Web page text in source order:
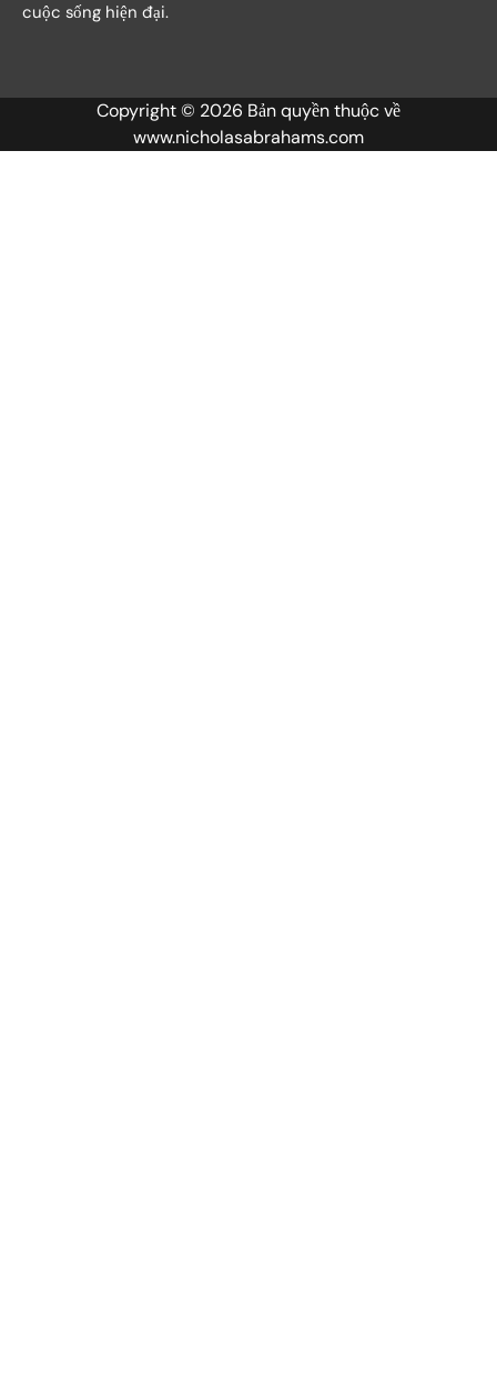
cuộc sống hiện đại.
Copyright © 2026 Bản quyền thuộc về
www.nicholasabrahams.com